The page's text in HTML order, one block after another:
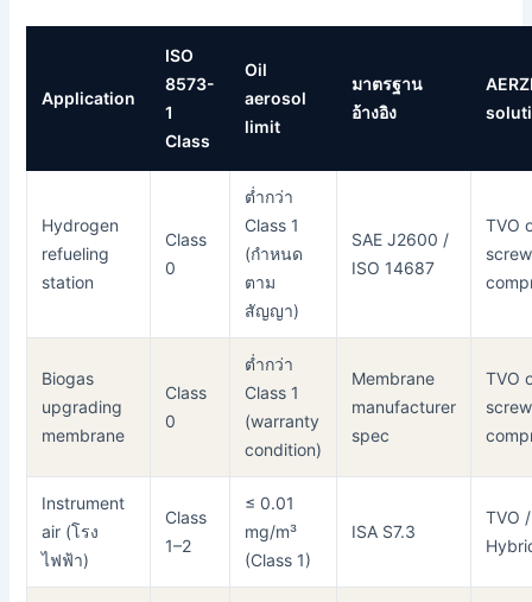
Application
ISO
8573-
1
Class
Oil
aerosol
limit
มาตรฐาน
อ้างอิง
Hydrogen
refueling
station
Class
0
ต่ำกว่า
Class 1
(กำหนด
ตาม
สัญญา)
SAE J2600 /
ISO 14687
TVO
screw
Biogas
upgrading
membrane
Class
0
ต่ำกว่า
Class 1
(warranty
condition)
Membrane
manufacturer
spec
TVO
screw
Instrument
air (โรง
ไฟฟ้า)
Class
1–2
≤ 0.01
mg/m³
(Class 1)
ISA S7.3
TVO